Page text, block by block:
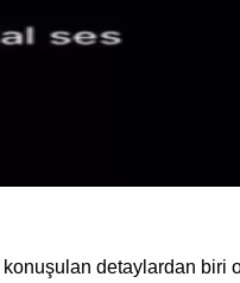
detaylardan